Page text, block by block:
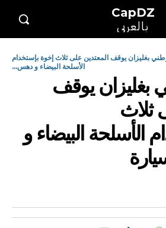
CapDZ
بالعربي
بغليزان يوقف المعتدين على ثلاث إخوة بإستخدام
الأسلحة البيضاء و دهس...
بغليزان يوقف
ثلاث
الأسلحة البيضاء و